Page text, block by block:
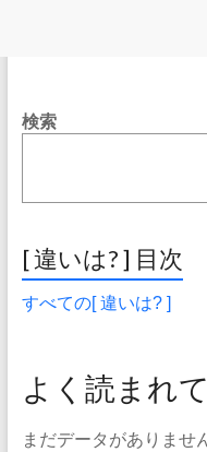
検索
[ 違いは? ] 目次
すべての[ 違いは? ]
よく読まれ
まだデータがありませ